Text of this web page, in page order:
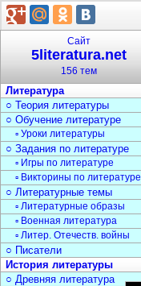
Сайт
5literatura.net
156 тем
Литература
○ Теория литературы
○ Обучение литературе
▫ Уроки литературы
○ Задания по литературе
▫ Игры по литературе
▫ Викторины по литературе
○ Литературные темы
▫ Литературные образы
▫ Военная литература
▫ Литер. Отечеств. войны
○ Писатели
История литературы
○ Древняя литература